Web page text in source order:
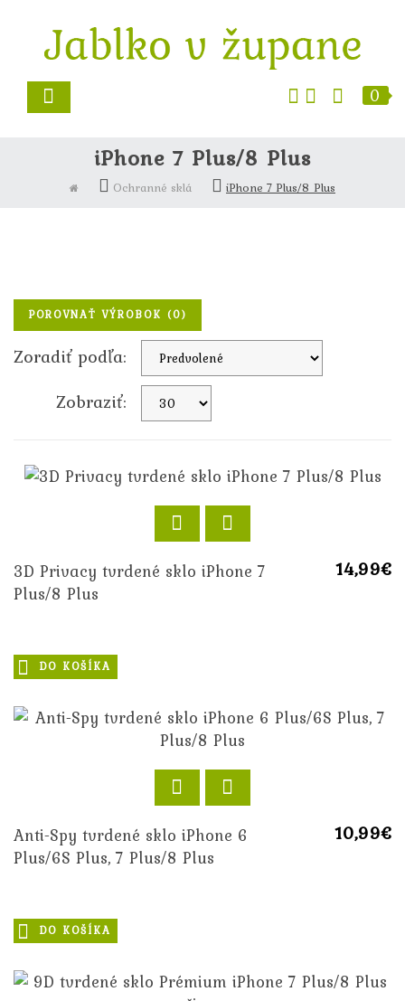
0
iPhone 7 Plus/8 Plus
Ochranné sklá iPhone 7 Plus/8 Plus
POROVNAŤ VÝROBOK (0)
Zoradiť podľa:
Zobraziť:
3D Privacy tvrdené sklo iPhone 7
Plus/8 Plus
14,99€
DO KOŠÍKA
Anti-Spy tvrdené sklo iPhone 6
Plus/6S Plus, 7 Plus/8 Plus
10,99€
DO KOŠÍKA